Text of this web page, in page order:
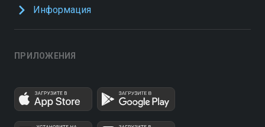
Информация
ПРИЛОЖЕНИЯ